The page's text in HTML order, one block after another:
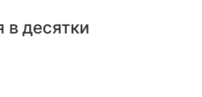
в десятки